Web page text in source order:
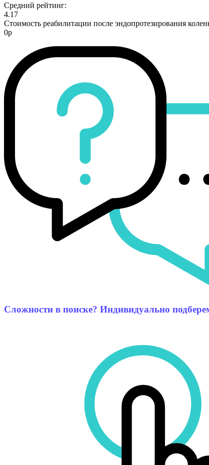
Средний рейтинг:
4.17
Стоимость реабилитации после эндопротезирования
0р
Сложности в поиске? Индивидуально